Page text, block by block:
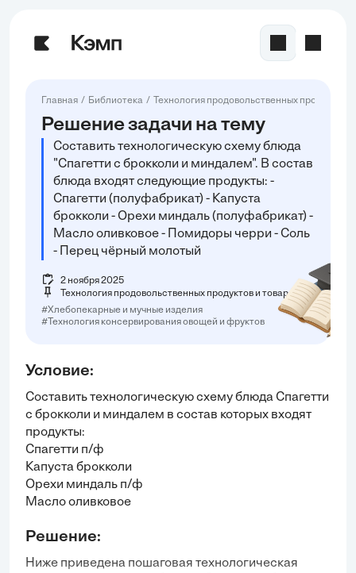
Главная Библиотека Технология продовольственных продуктов и
Решение задачи на тему
Составить технологическую схему блюда
"Спагетти с брокколи и миндалем". В состав
блюда входят следующие продукты: -
Спагетти (полуфабрикат) - Капуста
брокколи - Орехи миндаль (полуфабрикат) -
Масло оливковое - Помидоры черри - Соль
- Перец чёрный молотый
2 ноября 2025
Технология продовольственных продуктов и товаров
#Хлебопекарные и мучные изделия
#Технология консервирования овощей и фруктов
Условие:
Составить технологическую схему блюда Спагетти
с брокколи и миндалем в состав которых входят
продукты:
Спагетти п/ф
Капуста брокколи
Орехи миндаль п/ф
Масло оливковое
Соль
Перец чёрн. молотый
Решение:
Ниже приведена пошаговая технологическая